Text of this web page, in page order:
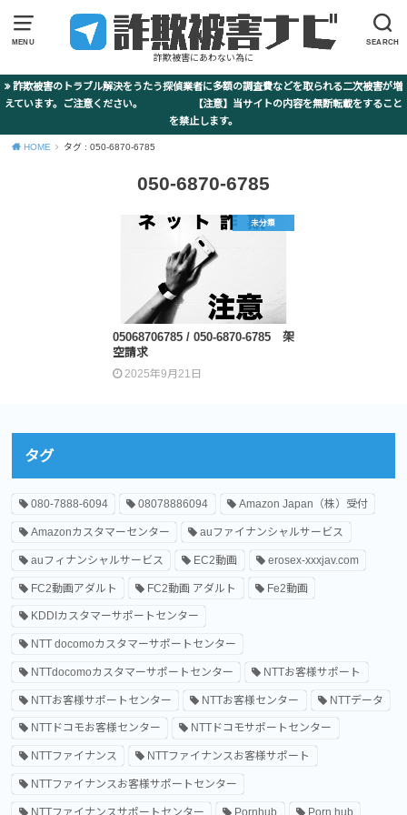
MENU SEARCH
詐欺被害にあわない為に
詐欺被害のトラブル解決をうたう探偵業者に多額の調査費などを取られる二次被害が増
えています。ご注意ください。 【注意】当サイトの内容を無断転載をすること
を禁止します。
HOME タグ : 050-6870-6785
050-6870-6785
未分類
05068706785 / 050-6870-6785 架
空請求
2025年9月21日
タグ
080-7888-6094 08078886094 Amazon Japan（株）受付
Amazonカスタマーセンター auファイナンシャルサービス
auフィナンシャルサービス EC2動画 erosex-xxxjav.com
FC2動画アダルト FC2動画 アダルト Fe2動画
KDDIカスタマーサポートセンター
NTT docomoカスタマーサポートセンター
NTTdocomoカスタマーサポートセンター NTTお客様サポート
NTTお客様サポートセンター NTTお客様センター NTTデータ
NTTドコモお客様センター NTTドコモサポートセンター
NTTファイナンス NTTファイナンスお客様サポート
NTTファイナンスお客様サポートセンター
NTTファイナンスサポートセンター Pornhub Porn hub